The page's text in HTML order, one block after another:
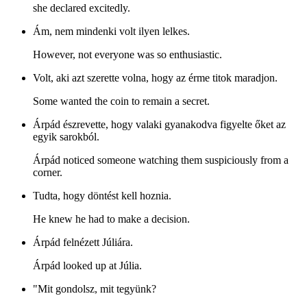
she declared excitedly.
Ám, nem mindenki volt ilyen lelkes.
However, not everyone was so enthusiastic.
Volt, aki azt szerette volna, hogy az érme titok maradjon.
Some wanted the coin to remain a secret.
Árpád észrevette, hogy valaki gyanakodva figyelte őket az
egyik sarokból.
Árpád noticed someone watching them suspiciously from a
corner.
Tudta, hogy döntést kell hoznia.
He knew he had to make a decision.
Árpád felnézett Júliára.
Árpád looked up at Júlia.
"Mit gondolsz, mit tegyünk?